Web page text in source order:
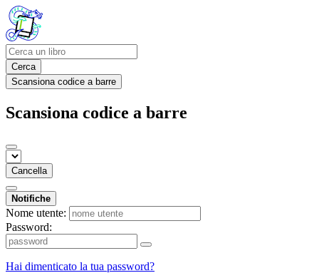
Cerca
Scansiona codice a barre
Scansiona codice a barre
Cancella
Notifiche
Nome utente:
Password:
Hai dimenticato la tua password?